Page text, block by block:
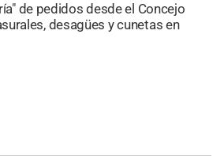
de pedidos desde el Concejo
desagües y cunetas en